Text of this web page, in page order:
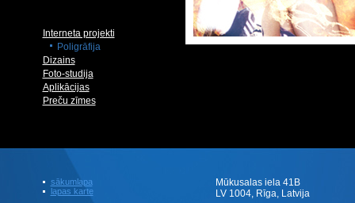
Interneta projekti
Poligrāfija
Dizains
Foto-studija
Aplikācijas
Preču zīmes
sākumlapa
lapas karte
Mūkusalas iela 41B
LV 1004, Rīga, Latvija